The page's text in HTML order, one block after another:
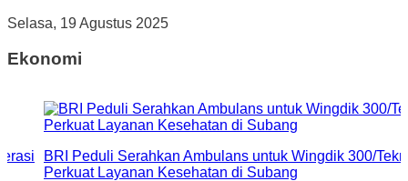
Selasa, 19 Agustus 2025
Ekonomi
Peduli Serahkan Ambulans untuk Wingdik 300/Teknik,
Layanan Kesehatan di Subang
BRI